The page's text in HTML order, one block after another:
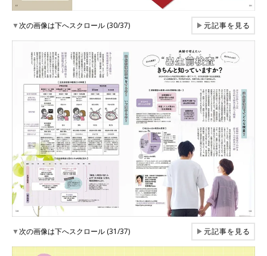
▼次の画像は下へスクロール (30/37) ▶元記事を見る
▼次の画像は下へスクロール (31/37) ▶元記事を見る